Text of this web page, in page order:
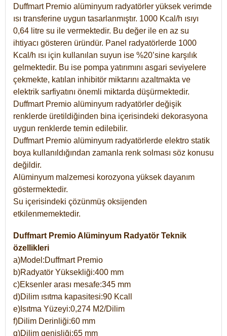
Duffmart Premio alüminyum radyatörler yüksek verimde
ısı transferine uygun tasarlanmıştır. 1000 Kcal/h ısıyı
0,64 litre su ile vermektedir. Bu değer ile en az su
ihtiyacı gösteren üründür. Panel radyatörlerde 1000
Kcal/h ısı için kullanılan suyun ise %20’sine karşılık
gelmektedir. Bu ise pompa yatırımını asgari seviyelere
çekmekte, katılan inhibitör miktarını azaltmakta ve
elektrik sarfiyatını önemli miktarda düşürmektedir.
Duffmart Premio alüminyum radyatörler değişik
renklerde üretildiğinden bina içerisindeki dekorasyona
uygun renklerde temin edilebilir.
Duffmart Premio alüminyum radyatörlerde elektro statik
boya kullanıldığından zamanla renk solması söz konusu
değildir.
Alüminyum malzemesi korozyona yüksek dayanım
göstermektedir.
Su içerisindeki çözünmüş oksijenden
etkilenmemektedir.
Duffmart Premio Alüminyum Radyatör Teknik
özellikleri
a)Model:Duffmart Premio
b)Radyatör Yüksekliği:400 mm
c)Eksenler arası mesafe:345 mm
d)Dilim ısıtma kapasitesi:90 Kcall
e)Isıtma Yüzeyi:0,274 M2/Dilim
f)Dilim Derinliği:60 mm
g)Dilim genişliği:65 mm